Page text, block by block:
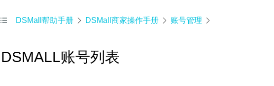
 DSMall帮助手册  DSMall商家操作手册  账号管理 
DSMALL账号列表